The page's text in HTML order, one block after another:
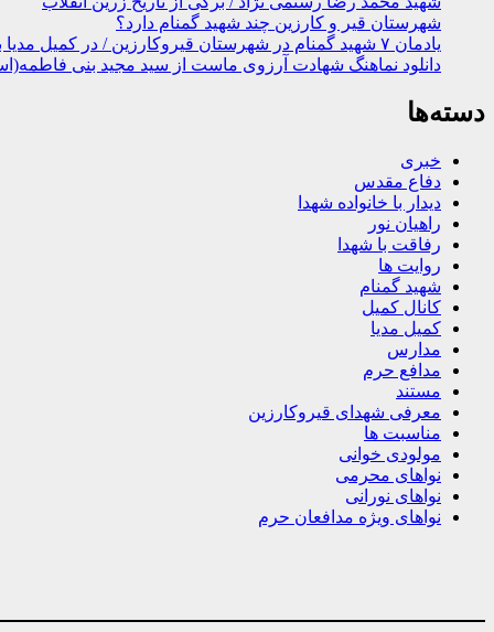
شهرستان قیر و کارزین چند شهید گمنام دارد؟
یادمان ۷ شهید گمنام در شهرستان قیروکارزین / در کمیل مدیا ببینید
دانلود نماهنگ شهادت آرزوی ماست از سید مجید بنی
دسته‌ها
خبری
دفاع مقدس
دیدار با خانواده شهدا
راهیان نور
رفاقت با شهدا
روایت ها
شهید گمنام
کانال کمیل
کمیل مدیا
مدارس
مدافع حرم
مستند
معرفی شهدای قیروکارزین
مناسبت ها
مولودی خوانی
نواهای محرمی
نواهای نورانی
نواهای ویژه مدافعان حرم